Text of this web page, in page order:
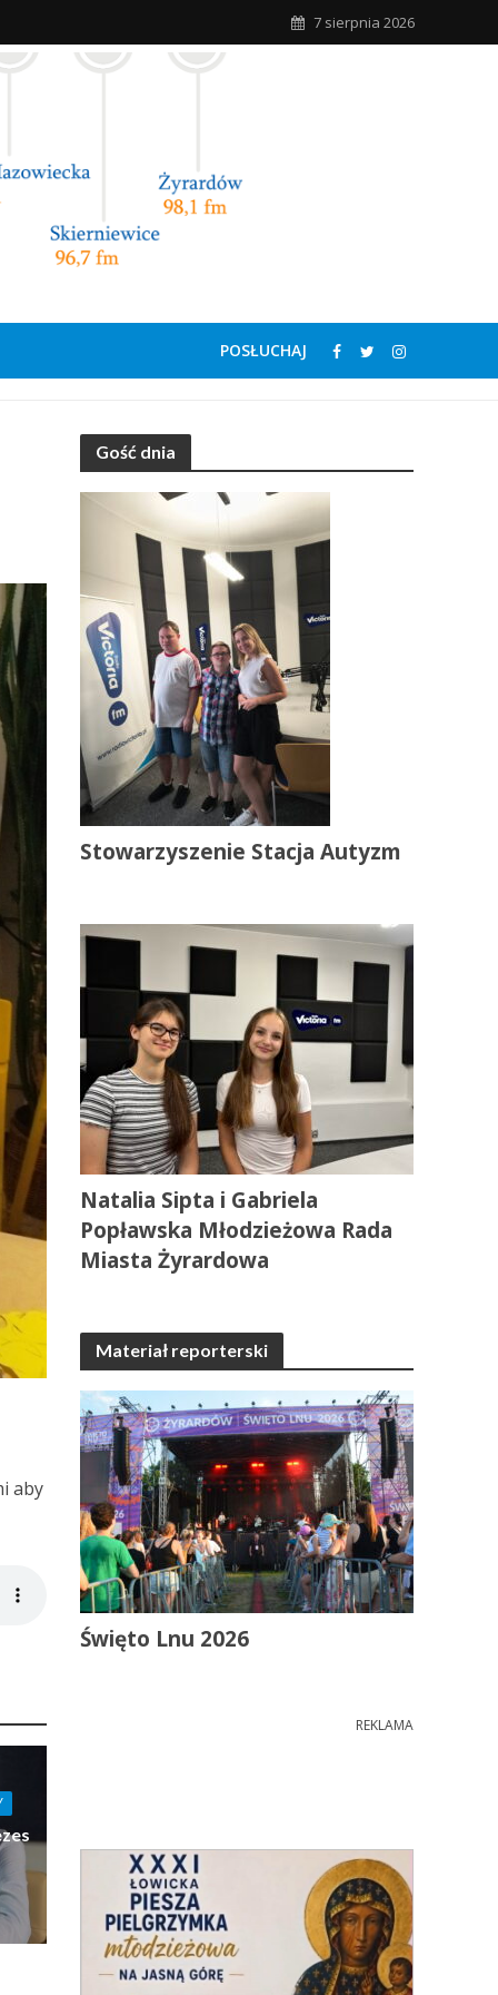
7 sierpnia 2026
POSŁUCHAJ
aby
Gość dnia
Stowarzyszenie Stacja Autyzm
Natalia Sipta i Gabriela
Popławska Młodzieżowa Rada
Miasta Żyrardowa
Materiał reporterski
Święto Lnu 2026
REKLAMA